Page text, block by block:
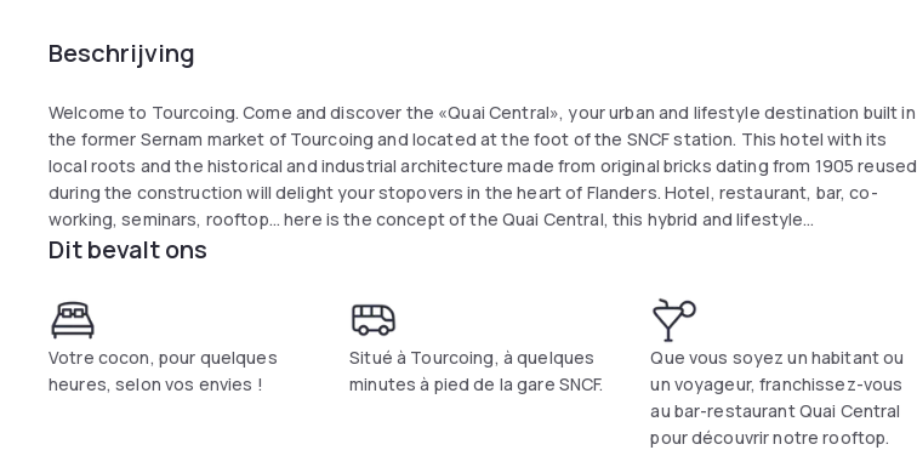
Beschrijving
Welcome to Tourcoing. Come and discover the «Quai Central», your urban and lifestyle destination built in
the former Sernam market of Tourcoing and located at the foot of the SNCF station. This hotel with its
local roots and the historical and industrial architecture made from original bricks dating from 1905 reused
during the construction will delight your stopovers in the heart of Flanders. Hotel, restaurant, bar, co-
working, seminars, rooftop... here is the concept of the Quai Central, this hybrid and lifestyle
establishment combining conviviality, productivity and tranquility.
Dit bevalt ons
Votre cocon, pour quelques
heures, selon vos envies !
Situé à Tourcoing, à quelques
minutes à pied de la gare SNCF.
Que vous soyez un habitant ou
un voyageur, franchissez-vous
au bar-restaurant Quai Central
pour découvrir notre rooftop.